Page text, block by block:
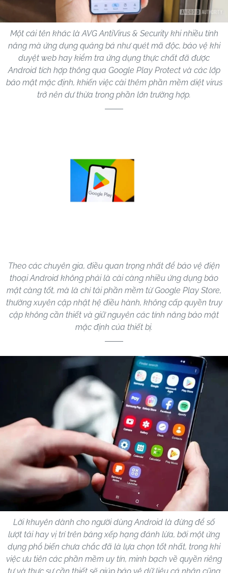
Một cái tên khác là AVG AntiVirus & Security khi nhiều tính
năng mà ứng dụng quảng bá như quét mã độc, bảo vệ khi
duyệt web hay kiểm tra ứng dụng thực chất đã được
Android tích hợp thông qua Google Play Protect và các lớp
bảo mật mặc định, khiến việc cài thêm phần mềm diệt virus
trở nên dư thừa trong phần lớn trường hợp.
Theo các chuyên gia, điều quan trọng nhất để bảo vệ điện
thoại Android không phải là cài càng nhiều ứng dụng bảo
mật càng tốt, mà là chỉ tải phần mềm từ Google Play Store,
thường xuyên cập nhật hệ điều hành, không cấp quyền truy
cập không cần thiết và giữ nguyên các tính năng bảo mật
mặc định của thiết bị.
Lời khuyên dành cho người dùng Android là đừng để số
lượt tải hay vị trí trên bảng xếp hạng đánh lừa, bởi một ứng
dụng phổ biến chưa chắc đã là lựa chọn tốt nhất, trong khi
việc ưu tiên các phần mềm uy tín, minh bạch về quyền riêng